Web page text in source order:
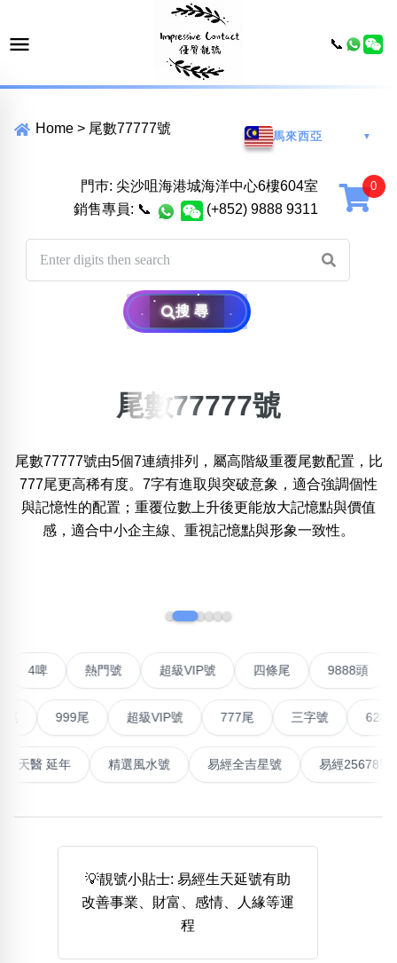
Home > 尾數77777號
馬來西亞 ▼
門巿: 尖沙咀海港城海洋中心6樓604室
銷售專員: 📞 (+852) 9888 9311
搜尋
位置:
一 二 三 四 五 六 七 八 九 十
無0 無2無3無4無5 無7無8無9
清除全部分類
搜尋
888尾
999尾 777尾 9字頭 6字頭
無4字
全大數字
5萬以上 生天延 全吉星(全號)
清除全部分類
尾數77777號
尾數77777號由5個7連續排列，屬高階級重覆尾數配置，比
777尾更高稀有度。7字有進取與突破意象，適合強調個性
與記憶性的配置；重覆位數上升後更能放大記憶點與價值
感，適合中小企主線、重視記憶點與形象一致性。
熱門號 超級VIP號 四條尾 9888
超級VIP號 777尾 三字號 6288頭
高能量生氣 天醫 延年 精選風水號 易經全吉星號 易
💡靚號小貼士: 易經生天延號有助
改善事業、財富、感情、人緣等運
程
📞